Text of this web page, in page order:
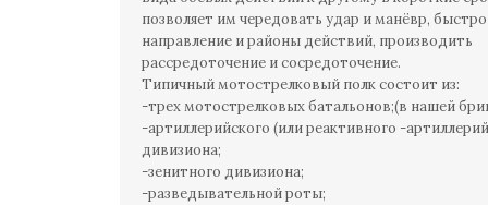
позволяет им чередовать удар и манёвр,
направление и районы действий, производить
рассредоточение и сосредоточение.
Типичный мотострелковый полк состоит из:
-трех мотострелковых батальонов;(в нашей
-артиллерийского (или реактивного -
дивизиона;
-зенитного дивизиона;
-разведывательной роты;